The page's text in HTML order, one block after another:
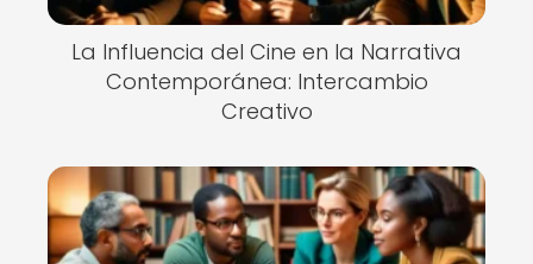
La Influencia del Cine en la Narrativa
Contemporánea: Intercambio
Creativo